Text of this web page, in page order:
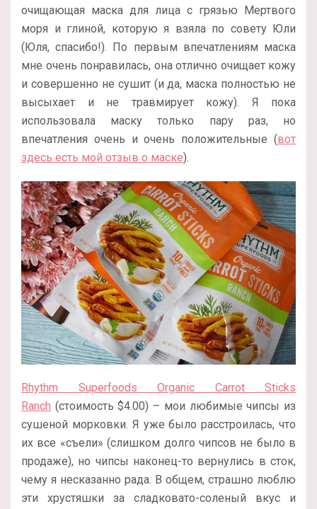
очищающая маска для лица с грязью Мертвого
моря и глиной, которую я взяла по совету Юли
(Юля, спасибо!). По первым впечатлениям маска
мне очень понравилась, она отлично очищает кожу
и совершенно не сушит (и да, маска полностью не
высыхает и не травмирует кожу). Я пока
использовала маску только пару раз, но
впечатления очень и очень положительные (вот
здесь есть мой отзыв о маске).
Rhythm Superfoods Organic Carrot Sticks
Ranch (стоимость $4.00) – мои любимые чипсы из
сушеной морковки. Я уже было расстроилась, что
их все «съели» (слишком долго чипсов не было в
продаже), но чипсы наконец-то вернулись в сток,
чему я несказанно рада. В общем, страшно люблю
эти хрустяшки за сладковато-соленый вкус и